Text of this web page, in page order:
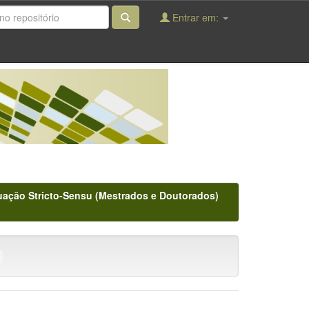
Entrar em:
Stricto-Sensu (Mestrados e Doutorados)